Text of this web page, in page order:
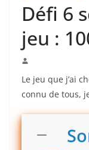
Défi 6
jeu :
Le jeu que j’ai
connu de tous,